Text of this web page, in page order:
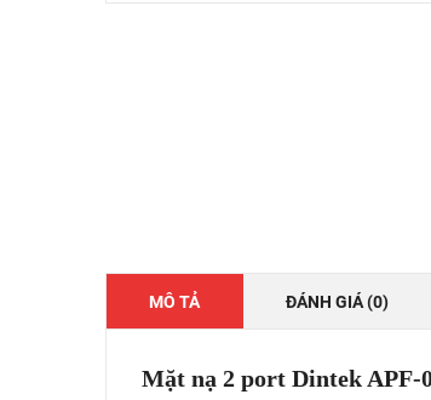
MÔ TẢ ĐÁNH GIÁ (0)
Mặt nạ 2 port Dintek APF-